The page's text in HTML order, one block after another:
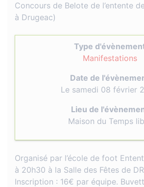
Concours de Belote de l’entente
à Drugeac)
Type
Manifestations
Date de
Le samedi 08 février
Lieu de
Maison du Temps
Organisé par l’école de foot
à 20h30 à la Salle des Fêtes de
Inscription : 16€ par équipe.